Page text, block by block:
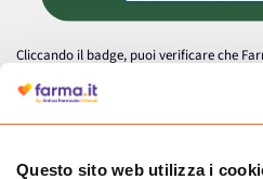
Questo sito web utilizza i
Cliccando il badge, puoi verificare che
autorizzata dal Ministero della Salute a
medicinali.